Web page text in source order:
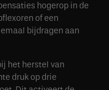
hogerop in de
of een
bijdragen aan
het herstel van
druk op drie